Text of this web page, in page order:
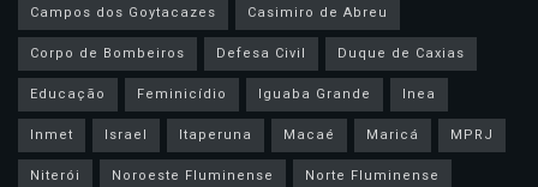
Campos dos Goytacazes
Casimiro de Abreu
Corpo de Bombeiros
Defesa Civil
Duque de Caxias
Educação
Feminicídio Iguaba Grande
Inea
Inmet
Israel Itaperuna Macaé Maricá
MPRJ
Niterói
Noroeste Fluminense
Norte Fluminense